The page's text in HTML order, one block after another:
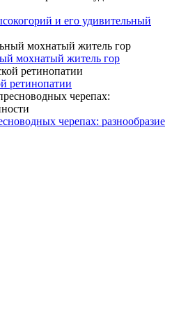
и его удивительный
мохнатый житель гор
ретинопатии
черепах: разнообразие